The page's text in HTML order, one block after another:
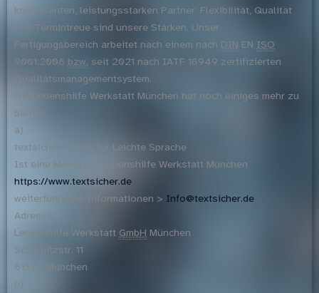
kompetenten, leistungsstarken Partner. Flexibilität, Qualität
und Termintreue sind unsere Stärken. Unser
Fertigungsbereich arbeitet nach einem nach DIN EN ISO
9001:2008 bzw. seit 2021 nach IATF 16949 zertifizierten
Qualitätsmanagementsystem.
Die Lebenshilfe Werkstatt München hat noch einiges mehr zu
bieten:
a)
textsicher – Büro für Leichte Sprache
Ist eine Marke der Lebenshilfe Werkstatt München
https://www.textsicher.de
weiterführende Informationen > Info@textsicher.de
Adresse
Lebenshilfe Werkstatt GmbH München
Scharnitzstr. 11
81377 München
b)